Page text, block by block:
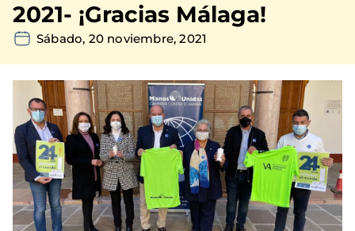
2021- ¡Gracias Málaga!
Sábado, 20 noviembre, 2021